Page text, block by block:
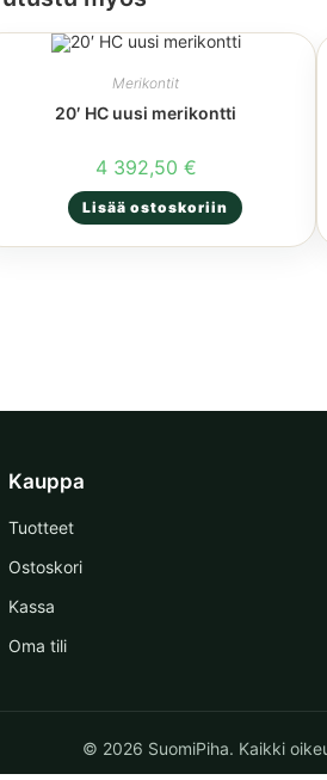
Merikontit
20′ HC uusi merikontti
4 392,50 €
Lisää ostoskoriin
Kauppa
Tuotteet
Ostoskori
Kassa
Oma tili
© 2026 SuomiPiha. Kaikki